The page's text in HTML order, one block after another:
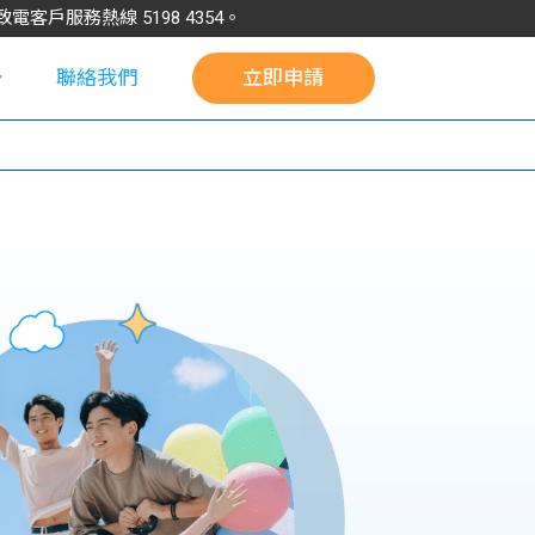
電客戶服務熱線 5198 4354。
聯絡我們 立即申請